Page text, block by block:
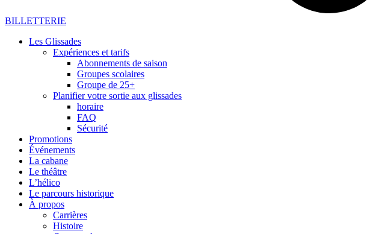
BILLETTERIE
Les Glissades
Expériences et tarifs
Abonnements de saison
Groupes scolaires
Groupe de 25+
Planifier votre sortie aux glissades
horaire
FAQ
Sécurité
Promotions
Événements
La cabane
Le théâtre
L’hélico
Le parcours historique
À propos
Carrières
Histoire